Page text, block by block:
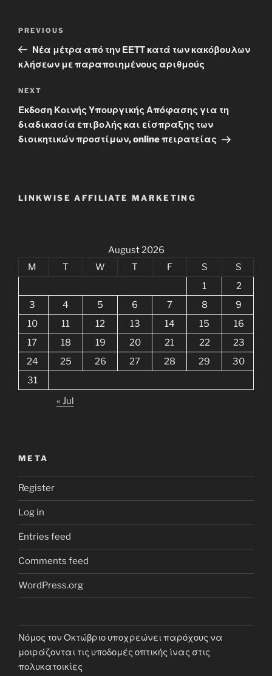
Previous
Post
PREVIOUS
Νέα μέτρα από την ΕΕΤΤ κατά των κακόβουλων
κλήσεων με παραποιημένους αριθμούς
Next
Post
NEXT
Έκδοση Κοινής Υπουργικής Απόφασης για τη
διαδικασία επιβολής και είσπραξης των
διοικητικών προστίμων, online πειρατείας
LINKWISE AFFILIATE MARKETING
August 2026
M
T W T F S
S
1
2
3
4 5 6 7 8
9
10
11 12 13 14 15
16
17
18 19 20 21 22
23
24
25 26 27 28 29
30
31
« Jul
META
Register
Log in
Entries feed
Comments feed
WordPress.org
Νόμος τον Οκτώβριο υποχρεώνει παρόχους να
μοιράζονται τις υποδομές οπτικής ίνας στις
πολυκατοικίες